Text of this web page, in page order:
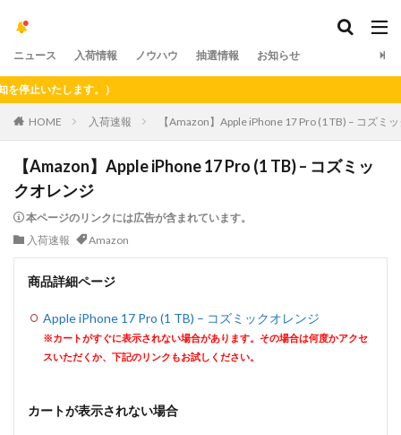
ニュース 入荷情報 ノウハウ 抽選情報 お知らせ
いたします。）
HOME 入荷速報 【Amazon】Apple iPhone 17 Pro (1 TB) – コズミ
【Amazon】Apple iPhone 17 Pro (1 TB) – コズミッ
クオレンジ
本ページのリンクには広告が含まれています。
入荷速報
Amazon
商品詳細ページ
Apple iPhone 17 Pro (1 TB) – コズミックオレンジ
※カートがすぐに表示されない場合があります。その場合は何度かアクセ
スいただくか、下記のリンクもお試しください。
カートが表示されない場合